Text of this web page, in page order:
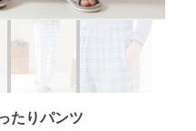
たりパンツ